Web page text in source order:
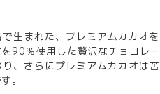
生まれた、プレミアムカカオを
90％使用した贅沢なチョコレー
り、さらにプレミアムカカオは苦
。